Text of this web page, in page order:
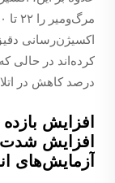
درصد کاهش در
افزایش
آزمایش‌های